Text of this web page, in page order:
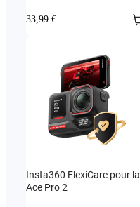
33,99 €
Insta360 FlexiCare pour la
Ace Pro 2